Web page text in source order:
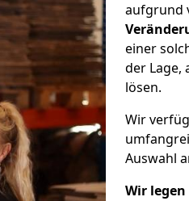
aufgrund
einer
der Lage,
lösen.
Wir
Auswahl
Wir